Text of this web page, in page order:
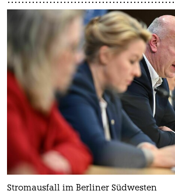
Stromausfall im Berliner Südwesten